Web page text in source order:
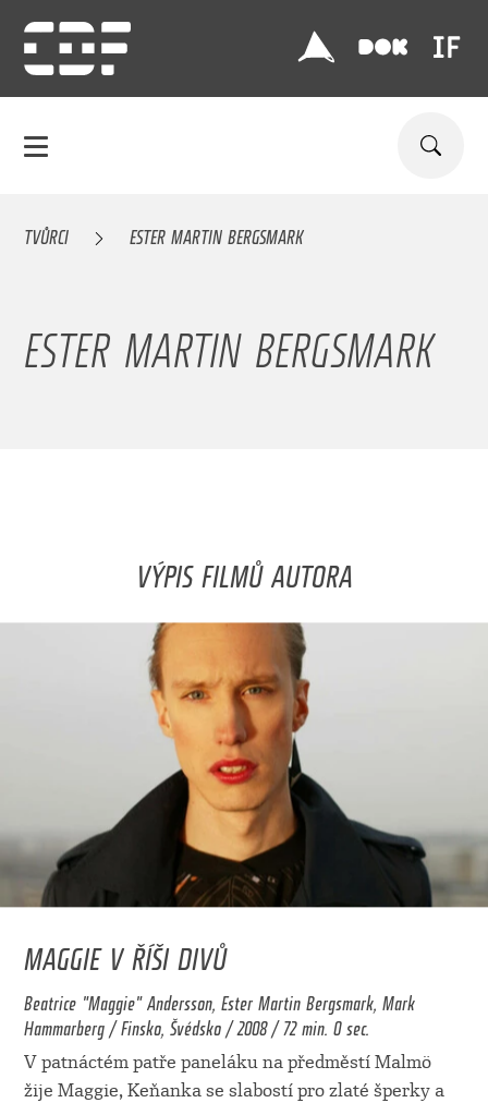
TVŮRCI ESTER MARTIN BERGSMARK
ESTER MARTIN BERGSMARK
VÝPIS FILMŮ AUTORA
MAGGIE V ŘÍŠI DIVŮ
Beatrice "Maggie" Andersson, Ester Martin Bergsmark, Mark
Hammarberg / Finsko, Švédsko / 2008 / 72 min. 0 sec.
V patnáctém patře paneláku na předměstí Malmö
žije Maggie, Keňanka se slabostí pro zlaté šperky a